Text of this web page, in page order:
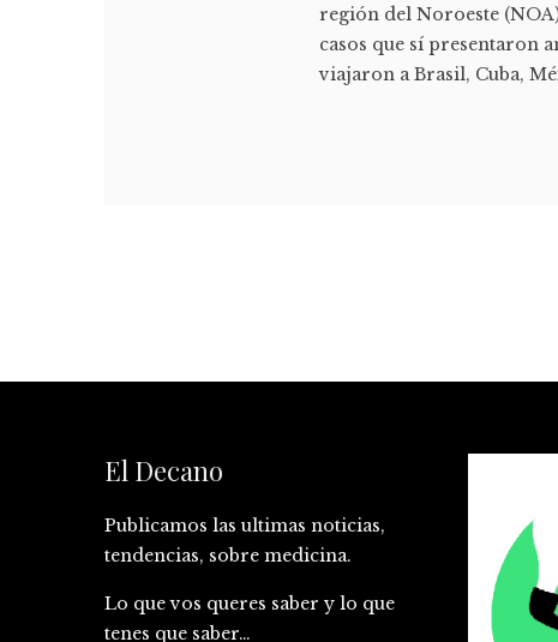
región del Noroeste
casos que sí presentaron
viajaron a Brasil, Cuba,
El Decano
Publicamos las ultimas noticias,
tendencias, sobre medicina.
Lo que vos queres saber y lo que
tenes que saber…